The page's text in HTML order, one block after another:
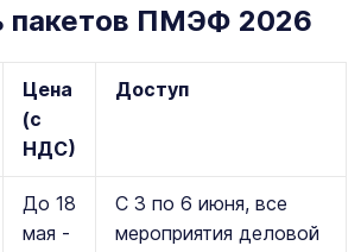
пакетов ПМЭФ 2026
Цена
(с
НДС)
Доступ
До 18
мая -
С 3 по 6 июня, все
мероприятия деловой